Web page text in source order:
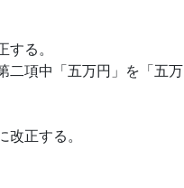
る。
二項中「五万円」を「五万
正する。